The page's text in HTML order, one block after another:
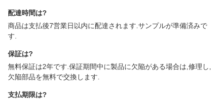
配達時間は?
商品は支払後7営業日以内に配達されます.サンプルが準備済みで
す.
保証は?
無料保証は2年です.保証期間中に製品に欠陥がある場合は,修理し,
欠陥部品を無料で交換します.
支払期限は?